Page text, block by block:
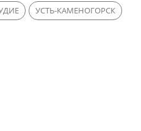
УСТЬ-КАМЕНОГОРСК